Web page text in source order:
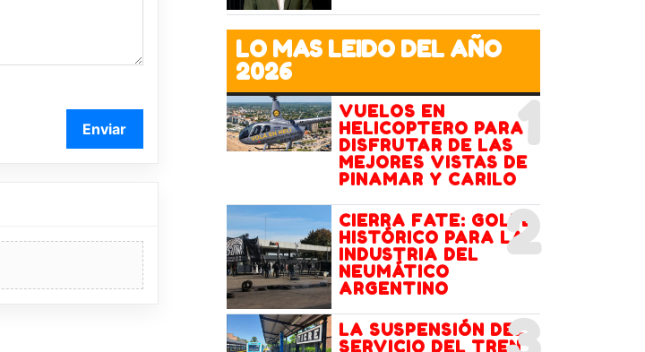
Enviar
LO MAS LEIDO DEL AÑO
2026
1
VUELOS EN
HELICOPTERO PARA
DISFRUTAR DE LAS
MEJORES VISTAS DE
PINAMAR Y CARILO
2
CIERRA FATE: GOLPE
HISTÓRICO PARA LA
INDUSTRIA DEL
NEUMÁTICO
ARGENTINO
LA SUSPENSIÓN DEL
SERVICIO DEL TREN